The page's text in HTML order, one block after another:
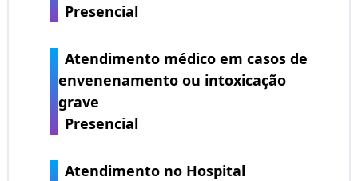
Presencial
Atendimento médico em casos de
envenenamento ou intoxicação
grave
Presencial
Atendimento no Hospital